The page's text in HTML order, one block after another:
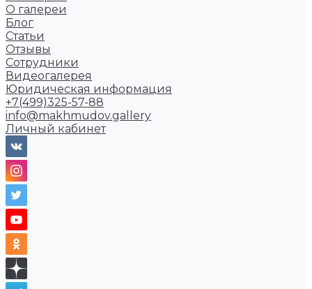
О галереи
Блог
Статьи
Отзывы
Сотрудники
Видеогалерея
Юридическая информация
+7(499)325-57-88
info@makhmudov.gallery
Личный кабинет